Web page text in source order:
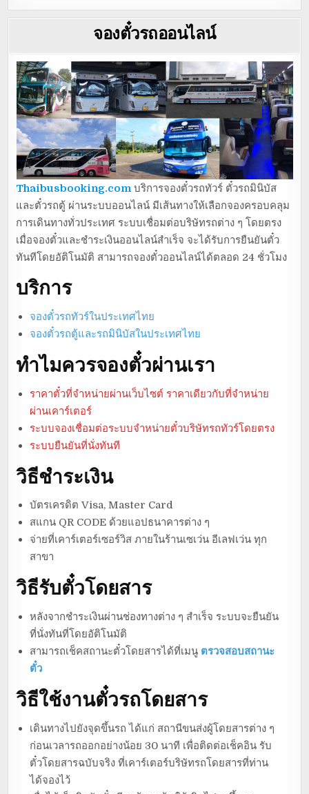
จองตั๋วรถออนไลน์
Thaibusbooking.com บริการจองตั๋วรถทัวร์ ตั๋วรถมินิบัส
และตั๋วรถตู้ ผ่านระบบออนไลน์ มีเส้นทางให้เลือกจองครอบคลุม
การเดินทางทั่วประเทศ ระบบเชื่อมต่อบริษัทรถต่าง ๆ โดยตรง
เมื่อจองตั๋วและชำระเงินออนไลน์สำเร็จ จะได้รับการยืนยันตั๋ว
ทันทีโดยอัติโนมัติ สามารถจองตั๋วออนไลน์ได้ตลอด 24 ชั่วโมง
บริการ
จองตั๋วรถทัวร์ในประเทศไทย
จองตั๋วรถตู้และรถมินิบัสในประเทศไทย
ทำไมควรจองตั๋วผ่านเรา
ราคาตั๋วที่จำหน่ายผ่านเว็บไซต์ ราคาเดียวกับที่จำหน่าย
ผ่านเคาร์เตอร์
ระบบจองเชื่อมต่อระบบจำหน่ายตั๋วบริษัทรถทัวร์โดยตรง
ระบบยืนยันที่นั่งทันที
วิธีชำระเงิน
บัตรเครดิต Visa, Master Card
สแกน QR CODE ด้วยแอปธนาคารต่าง ๆ
จ่ายที่เคาร์เตอร์เซอร์วิส ภายในร้านเซเว่น อีเลฟเว่น ทุก
สาขา
วิธีรับตั๋วโดยสาร
หลังจากชำระเงินผ่านช่องทางต่าง ๆ สำเร็จ ระบบจะยืนยัน
ที่นั่งทันที่โดยอัติโนมัติ
สามารถเช็คสถานะตั๋วโดยสารได้ที่เมนู ตรวจสอบสถานะ
ตั๋ว
วิธีใช้งานตั๋วรถโดยสาร
เดินทางไปยังจุดขึ้นรถ ได้แก่ สถานีขนส่งผู้โดยสารต่าง ๆ
ก่อนเวลารถออกอย่างน้อย 30 นาที เพื่อติดต่อเช็คอิน รับ
ตั๋วโดยสารฉบับจริง ที่เคาร์เตอร์บริษัทรถโดยสารที่ท่าน
ได้จองไว้